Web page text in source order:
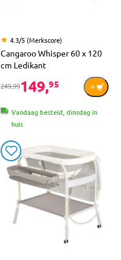
4.3/5 (Merkscore)
Cangaroo Whisper 60 x 120
cm Ledikant
249,99149,95
Vandaag besteld, dinsdag in
huis